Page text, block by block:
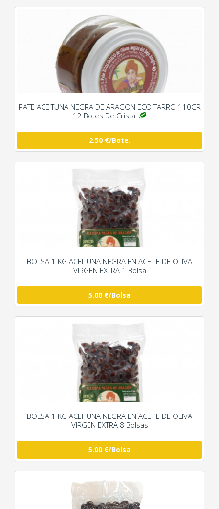
PATE ACEITUNA NEGRA DE ARAGON ECO TARRO 110GR
12 Botes De Cristal
2.50 €/Bote.
BOLSA 1 KG ACEITUNA NEGRA EN ACEITE DE OLIVA
VIRGEN EXTRA 1 Bolsa
5.00 €/Bolsa
BOLSA 1 KG ACEITUNA NEGRA EN ACEITE DE OLIVA
VIRGEN EXTRA 8 Bolsas
5.00 €/Bolsa